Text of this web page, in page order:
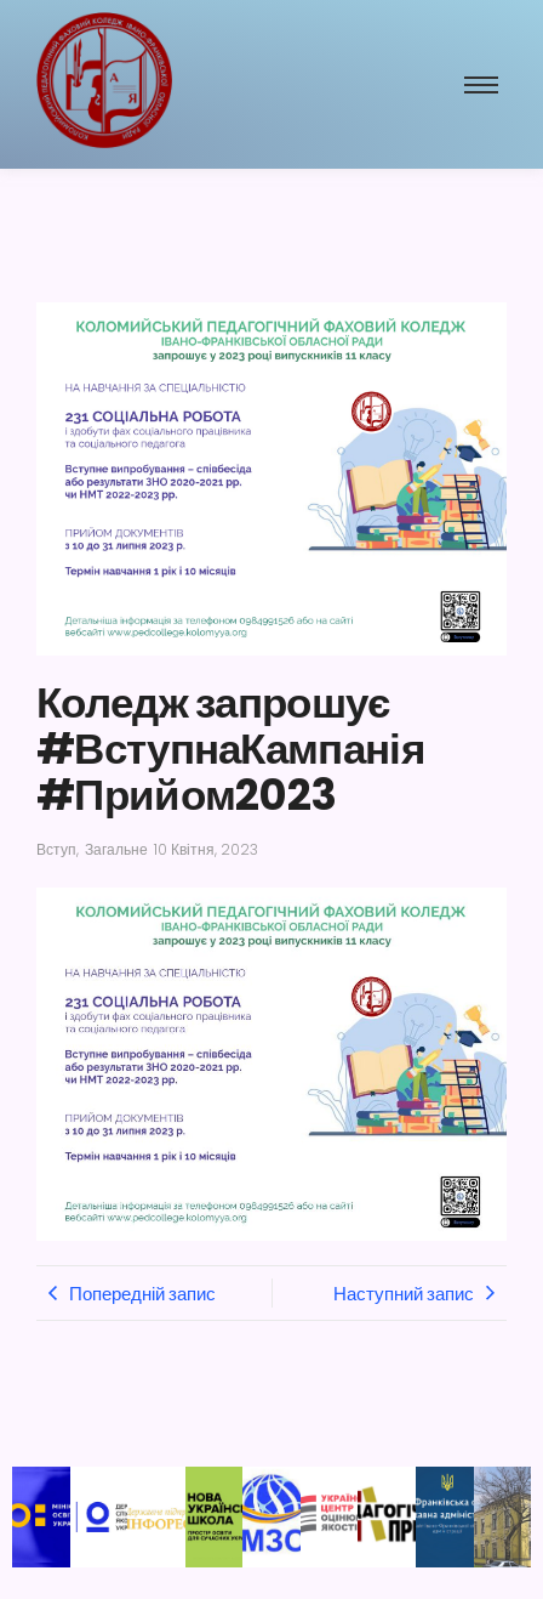
Коледж запрошує
#ВступнаКампанія
#Прийом2023
Вступ, Загальне 10 Квітня, 2023
Попередній запис Наступний запис